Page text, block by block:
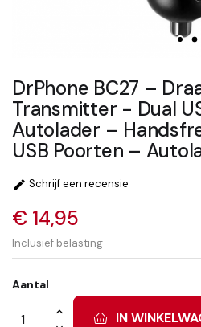
DrPhone BC27 –
Transmitter - Dual
Autolader –
USB Poorten –
 Schrijf een recensie
€ 14,95
Inclusief belasting
Aantal
IN